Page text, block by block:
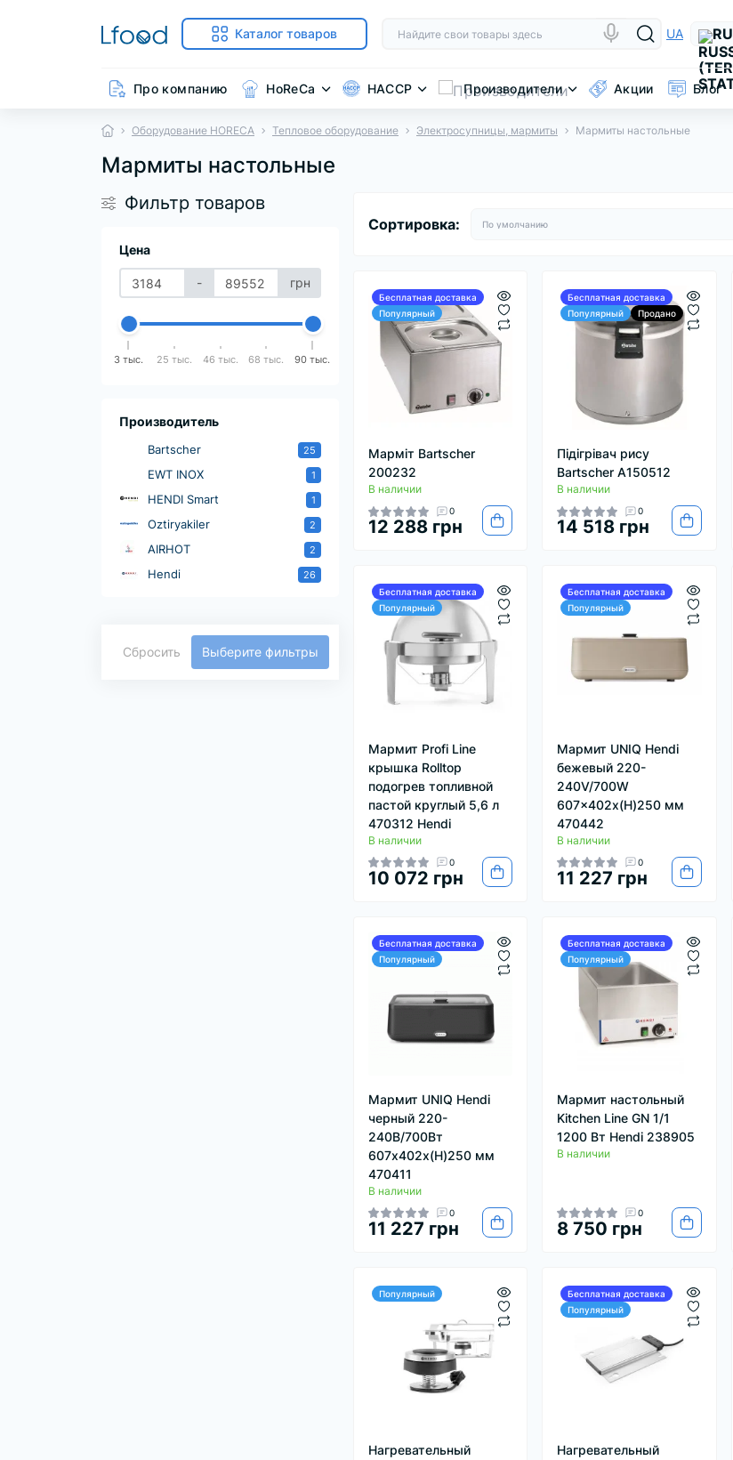
Каталог товаров UA RU
Про компанию HoReCa HACCP Производители Акции Блог
Оборудование HORECA Тепловое оборудование Электросупницы, мармиты Мармиты настольные
Мармиты настольные
Фильтр товаров
Цена
- грн
3 тыс. 25 тыс. 46 тыс. 68 тыс. 90 тыс.
Производитель
Bartscher 25
EWT INOX 1
HENDI Smart 1
Oztiryakiler 2
AIRHOT 2
Hendi 26
Сбросить Выберите фильтры
Сортировка:
Бесплатная доставка
Популярный
Марміт Bartscher
200232
В наличии
0
12 288 грн
Бесплатная доставка
Популярный
Продано
Підігрівач рису
Bartscher A150512
В наличии
0
14 518 грн
Бесплатная доставка
Популярный
Мармит Profi Line
крышка Rolltop
подогрев топливной
пастой круглый 5,6 л
470312 Hendi
В наличии
0
10 072 грн
Бесплатная доставка
Популярный
Мармит UNIQ Hendi
бежевый 220-
240V/700W
607x402x(H)250 мм
470442
В наличии
0
11 227 грн
Бесплатная доставка
Популярный
Мармит UNIQ Hendi
черный 220-
240В/700Вт
607x402x(H)250 мм
470411
В наличии
0
11 227 грн
Бесплатная доставка
Популярный
Мармит настольный
Kitchen Line GN 1/1
1200 Вт Hendi 238905
В наличии
0
8 750 грн
Популярный
Нагревательный
Бесплатная доставка
Популярный
Нагревательный